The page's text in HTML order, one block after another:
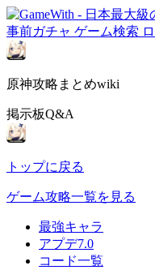
事前ガチャ ゲーム検索
原神攻略まとめwiki
掲示板Q&A
トップに戻る
ゲーム攻略一覧を見る
最強キャラ
アプデ7.0
コード一覧